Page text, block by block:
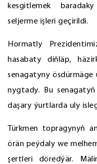
kesgitlemek
seljerme işleri geçirildi.
Hormatly
hasabaty diňläp,
senagatyny
nygtady. Bu
daşary ýurtlarda uly
Türkmen topragynyň
örän peýdaly we
şertleri döredýär.